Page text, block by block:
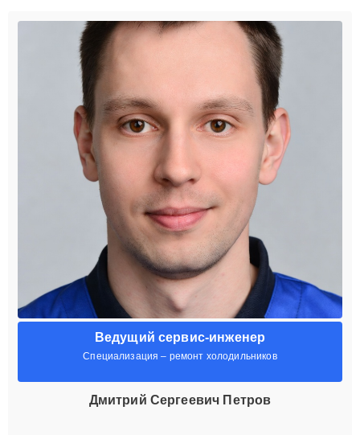
Ведущий сервис-инженер
Специализация – ремонт холодильников
Дмитрий Сергеевич Петров